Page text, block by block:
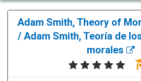
Adam Smith, Theory of
/ Adam Smith, Teoría de
morales